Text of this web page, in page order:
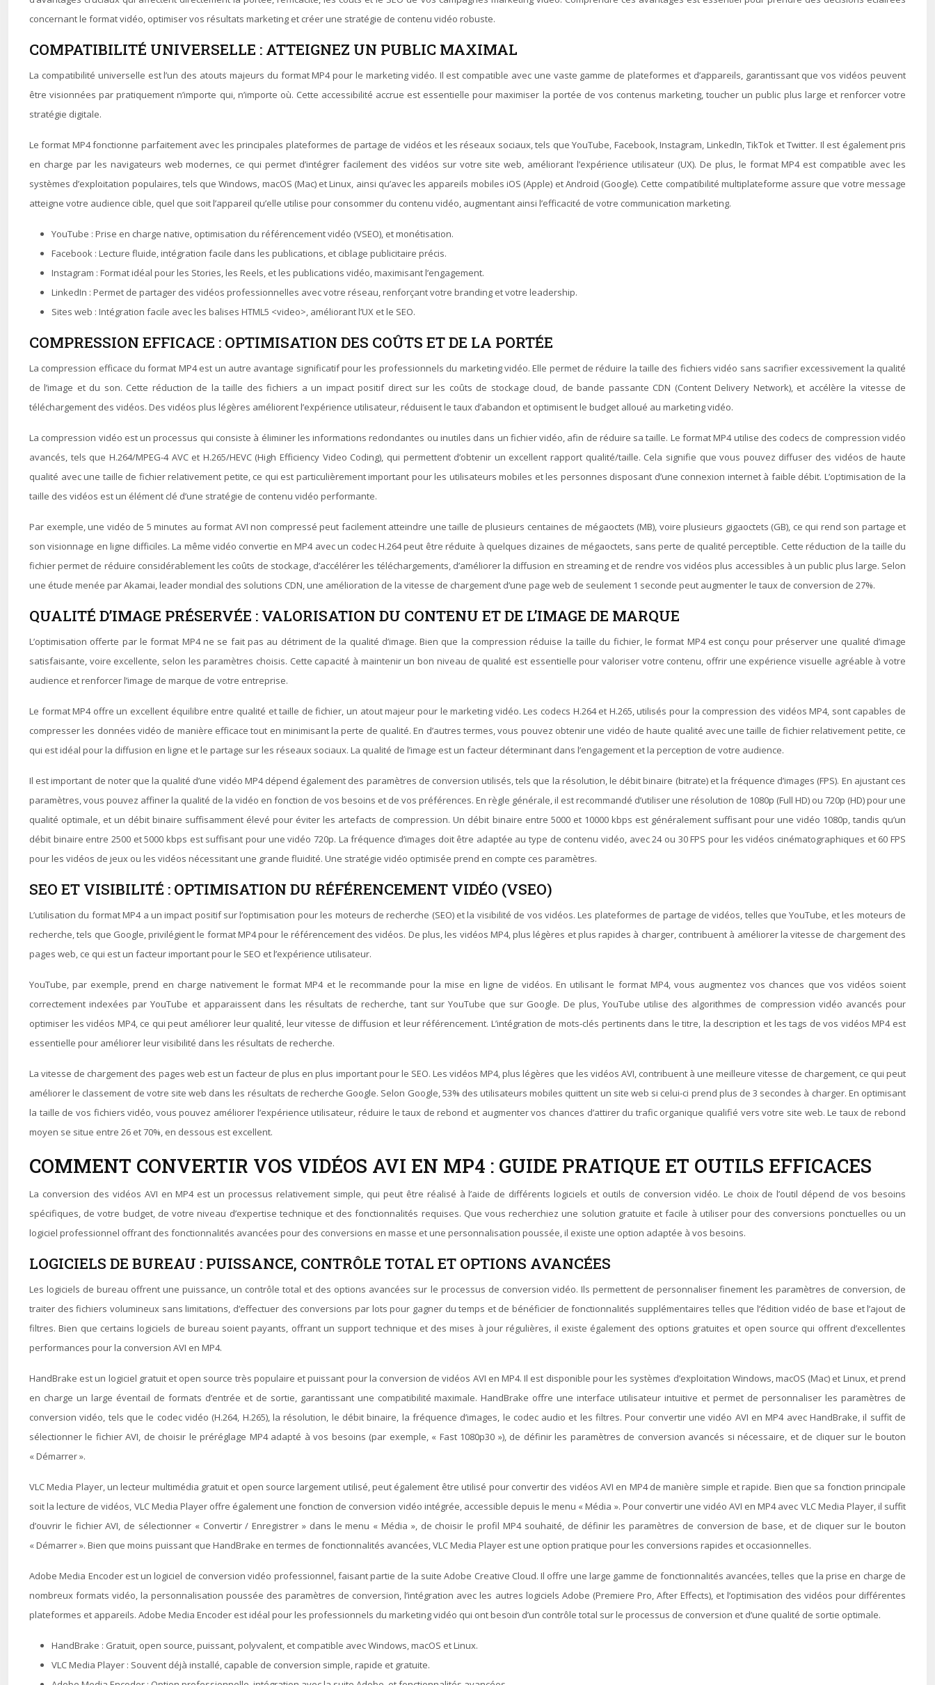
concernant le format vidéo, optimiser vos résultats marketing et créer une stratégie de contenu vidéo robuste.
COMPATIBILITÉ UNIVERSELLE : ATTEIGNEZ UN PUBLIC MAXIMAL
La compatibilité universelle est l’un des atouts majeurs du format MP4 pour le marketing vidéo. Il est compatible avec une vaste gamme de plateformes et d’appareils, garantissant que vos vidéos peuvent
être visionnées par pratiquement n’importe qui, n’importe où. Cette accessibilité accrue est essentielle pour maximiser la portée de vos contenus marketing, toucher un public plus large et renforcer votre
stratégie digitale.
Le format MP4 fonctionne parfaitement avec les principales plateformes de partage de vidéos et les réseaux sociaux, tels que YouTube, Facebook, Instagram, LinkedIn, TikTok et Twitter. Il est également pris
en charge par les navigateurs web modernes, ce qui permet d’intégrer facilement des vidéos sur votre site web, améliorant l’expérience utilisateur (UX). De plus, le format MP4 est compatible avec les
systèmes d’exploitation populaires, tels que Windows, macOS (Mac) et Linux, ainsi qu’avec les appareils mobiles iOS (Apple) et Android (Google). Cette compatibilité multiplateforme assure que votre message
atteigne votre audience cible, quel que soit l’appareil qu’elle utilise pour consommer du contenu vidéo, augmentant ainsi l’efficacité de votre communication marketing.
YouTube : Prise en charge native, optimisation du référencement vidéo (VSEO), et monétisation.
Facebook : Lecture fluide, intégration facile dans les publications, et ciblage publicitaire précis.
Instagram : Format idéal pour les Stories, les Reels, et les publications vidéo, maximisant l’engagement.
LinkedIn : Permet de partager des vidéos professionnelles avec votre réseau, renforçant votre branding et votre leadership.
Sites web : Intégration facile avec les balises HTML5 <video>, améliorant l’UX et le SEO.
COMPRESSION EFFICACE : OPTIMISATION DES COÛTS ET DE LA PORTÉE
La compression efficace du format MP4 est un autre avantage significatif pour les professionnels du marketing vidéo. Elle permet de réduire la taille des fichiers vidéo sans sacrifier excessivement la qualité
de l’image et du son. Cette réduction de la taille des fichiers a un impact positif direct sur les coûts de stockage cloud, de bande passante CDN (Content Delivery Network), et accélère la vitesse de
téléchargement des vidéos. Des vidéos plus légères améliorent l’expérience utilisateur, réduisent le taux d’abandon et optimisent le budget alloué au marketing vidéo.
La compression vidéo est un processus qui consiste à éliminer les informations redondantes ou inutiles dans un fichier vidéo, afin de réduire sa taille. Le format MP4 utilise des codecs de compression vidéo
avancés, tels que H.264/MPEG-4 AVC et H.265/HEVC (High Efficiency Video Coding), qui permettent d’obtenir un excellent rapport qualité/taille. Cela signifie que vous pouvez diffuser des vidéos de haute
qualité avec une taille de fichier relativement petite, ce qui est particulièrement important pour les utilisateurs mobiles et les personnes disposant d’une connexion internet à faible débit. L’optimisation de la
taille des vidéos est un élément clé d’une stratégie de contenu vidéo performante.
Par exemple, une vidéo de 5 minutes au format AVI non compressé peut facilement atteindre une taille de plusieurs centaines de mégaoctets (MB), voire plusieurs gigaoctets (GB), ce qui rend son partage et
son visionnage en ligne difficiles. La même vidéo convertie en MP4 avec un codec H.264 peut être réduite à quelques dizaines de mégaoctets, sans perte de qualité perceptible. Cette réduction de la taille du
fichier permet de réduire considérablement les coûts de stockage, d’accélérer les téléchargements, d’améliorer la diffusion en streaming et de rendre vos vidéos plus accessibles à un public plus large. Selon
une étude menée par Akamai, leader mondial des solutions CDN, une amélioration de la vitesse de chargement d’une page web de seulement 1 seconde peut augmenter le taux de conversion de 27%.
QUALITÉ D’IMAGE PRÉSERVÉE : VALORISATION DU CONTENU ET DE L’IMAGE DE MARQUE
L’optimisation offerte par le format MP4 ne se fait pas au détriment de la qualité d’image. Bien que la compression réduise la taille du fichier, le format MP4 est conçu pour préserver une qualité d’image
satisfaisante, voire excellente, selon les paramètres choisis. Cette capacité à maintenir un bon niveau de qualité est essentielle pour valoriser votre contenu, offrir une expérience visuelle agréable à votre
audience et renforcer l’image de marque de votre entreprise.
Le format MP4 offre un excellent équilibre entre qualité et taille de fichier, un atout majeur pour le marketing vidéo. Les codecs H.264 et H.265, utilisés pour la compression des vidéos MP4, sont capables de
compresser les données vidéo de manière efficace tout en minimisant la perte de qualité. En d’autres termes, vous pouvez obtenir une vidéo de haute qualité avec une taille de fichier relativement petite, ce
qui est idéal pour la diffusion en ligne et le partage sur les réseaux sociaux. La qualité de l’image est un facteur déterminant dans l’engagement et la perception de votre audience.
Il est important de noter que la qualité d’une vidéo MP4 dépend également des paramètres de conversion utilisés, tels que la résolution, le débit binaire (bitrate) et la fréquence d’images (FPS). En ajustant ces
paramètres, vous pouvez affiner la qualité de la vidéo en fonction de vos besoins et de vos préférences. En règle générale, il est recommandé d’utiliser une résolution de 1080p (Full HD) ou 720p (HD) pour une
qualité optimale, et un débit binaire suffisamment élevé pour éviter les artefacts de compression. Un débit binaire entre 5000 et 10000 kbps est généralement suffisant pour une vidéo 1080p, tandis qu’un
débit binaire entre 2500 et 5000 kbps est suffisant pour une vidéo 720p. La fréquence d’images doit être adaptée au type de contenu vidéo, avec 24 ou 30 FPS pour les vidéos cinématographiques et 60 FPS
pour les vidéos de jeux ou les vidéos nécessitant une grande fluidité. Une stratégie vidéo optimisée prend en compte ces paramètres.
SEO ET VISIBILITÉ : OPTIMISATION DU RÉFÉRENCEMENT VIDÉO (VSEO)
L’utilisation du format MP4 a un impact positif sur l’optimisation pour les moteurs de recherche (SEO) et la visibilité de vos vidéos. Les plateformes de partage de vidéos, telles que YouTube, et les moteurs de
recherche, tels que Google, privilégient le format MP4 pour le référencement des vidéos. De plus, les vidéos MP4, plus légères et plus rapides à charger, contribuent à améliorer la vitesse de chargement des
pages web, ce qui est un facteur important pour le SEO et l’expérience utilisateur.
YouTube, par exemple, prend en charge nativement le format MP4 et le recommande pour la mise en ligne de vidéos. En utilisant le format MP4, vous augmentez vos chances que vos vidéos soient
correctement indexées par YouTube et apparaissent dans les résultats de recherche, tant sur YouTube que sur Google. De plus, YouTube utilise des algorithmes de compression vidéo avancés pour
optimiser les vidéos MP4, ce qui peut améliorer leur qualité, leur vitesse de diffusion et leur référencement. L’intégration de mots-clés pertinents dans le titre, la description et les tags de vos vidéos MP4 est
essentielle pour améliorer leur visibilité dans les résultats de recherche.
La vitesse de chargement des pages web est un facteur de plus en plus important pour le SEO. Les vidéos MP4, plus légères que les vidéos AVI, contribuent à une meilleure vitesse de chargement, ce qui peut
améliorer le classement de votre site web dans les résultats de recherche Google. Selon Google, 53% des utilisateurs mobiles quittent un site web si celui-ci prend plus de 3 secondes à charger. En optimisant
la taille de vos fichiers vidéo, vous pouvez améliorer l’expérience utilisateur, réduire le taux de rebond et augmenter vos chances d’attirer du trafic organique qualifié vers votre site web. Le taux de rebond
moyen se situe entre 26 et 70%, en dessous est excellent.
COMMENT CONVERTIR VOS VIDÉOS AVI EN MP4 : GUIDE PRATIQUE ET OUTILS EFFICACES
La conversion des vidéos AVI en MP4 est un processus relativement simple, qui peut être réalisé à l’aide de différents logiciels et outils de conversion vidéo. Le choix de l’outil dépend de vos besoins
spécifiques, de votre budget, de votre niveau d’expertise technique et des fonctionnalités requises. Que vous recherchiez une solution gratuite et facile à utiliser pour des conversions ponctuelles ou un
logiciel professionnel offrant des fonctionnalités avancées pour des conversions en masse et une personnalisation poussée, il existe une option adaptée à vos besoins.
LOGICIELS DE BUREAU : PUISSANCE, CONTRÔLE TOTAL ET OPTIONS AVANCÉES
Les logiciels de bureau offrent une puissance, un contrôle total et des options avancées sur le processus de conversion vidéo. Ils permettent de personnaliser finement les paramètres de conversion, de
traiter des fichiers volumineux sans limitations, d’effectuer des conversions par lots pour gagner du temps et de bénéficier de fonctionnalités supplémentaires telles que l’édition vidéo de base et l’ajout de
filtres. Bien que certains logiciels de bureau soient payants, offrant un support technique et des mises à jour régulières, il existe également des options gratuites et open source qui offrent d’excellentes
performances pour la conversion AVI en MP4.
HandBrake est un logiciel gratuit et open source très populaire et puissant pour la conversion de vidéos AVI en MP4. Il est disponible pour les systèmes d’exploitation Windows, macOS (Mac) et Linux, et prend
en charge un large éventail de formats d’entrée et de sortie, garantissant une compatibilité maximale. HandBrake offre une interface utilisateur intuitive et permet de personnaliser les paramètres de
conversion vidéo, tels que le codec vidéo (H.264, H.265), la résolution, le débit binaire, la fréquence d’images, le codec audio et les filtres. Pour convertir une vidéo AVI en MP4 avec HandBrake, il suffit de
sélectionner le fichier AVI, de choisir le préréglage MP4 adapté à vos besoins (par exemple, « Fast 1080p30 »), de définir les paramètres de conversion avancés si nécessaire, et de cliquer sur le bouton
« Démarrer ».
VLC Media Player, un lecteur multimédia gratuit et open source largement utilisé, peut également être utilisé pour convertir des vidéos AVI en MP4 de manière simple et rapide. Bien que sa fonction principale
soit la lecture de vidéos, VLC Media Player offre également une fonction de conversion vidéo intégrée, accessible depuis le menu « Média ». Pour convertir une vidéo AVI en MP4 avec VLC Media Player, il suffit
d’ouvrir le fichier AVI, de sélectionner « Convertir / Enregistrer » dans le menu « Média », de choisir le profil MP4 souhaité, de définir les paramètres de conversion de base, et de cliquer sur le bouton
« Démarrer ». Bien que moins puissant que HandBrake en termes de fonctionnalités avancées, VLC Media Player est une option pratique pour les conversions rapides et occasionnelles.
Adobe Media Encoder est un logiciel de conversion vidéo professionnel, faisant partie de la suite Adobe Creative Cloud. Il offre une large gamme de fonctionnalités avancées, telles que la prise en charge de
nombreux formats vidéo, la personnalisation poussée des paramètres de conversion, l’intégration avec les autres logiciels Adobe (Premiere Pro, After Effects), et l’optimisation des vidéos pour différentes
plateformes et appareils. Adobe Media Encoder est idéal pour les professionnels du marketing vidéo qui ont besoin d’un contrôle total sur le processus de conversion et d’une qualité de sortie optimale.
HandBrake : Gratuit, open source, puissant, polyvalent, et compatible avec Windows, macOS et Linux.
VLC Media Player : Souvent déjà installé, capable de conversion simple, rapide et gratuite.